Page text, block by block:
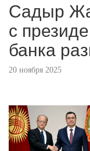
Садыр
с
банка
20 ноября 2025